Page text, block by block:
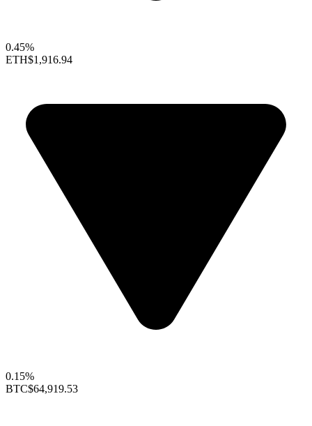
0.45%
ETH$1,916.94
0.15%
BTC$64,919.53